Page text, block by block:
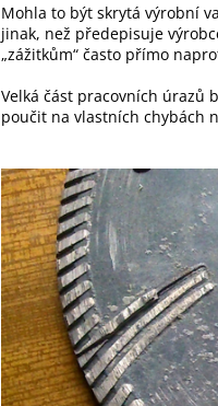
Mohla to být skrytá výrobní
jinak, než předepisuje
„zážitkům“ často přímo
Velká část pracovních úrazů
poučit na vlastních chybách